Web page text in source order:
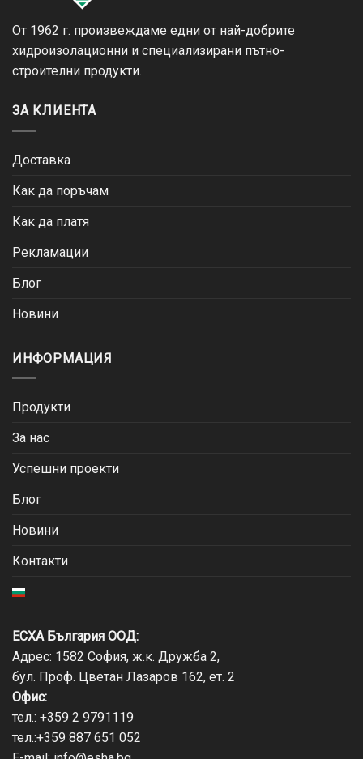
От 1962 г. произвеждаме едни от най-добрите
хидроизолационни и специализирани пътно-
строителни продукти.
ЗА КЛИЕНТА
Доставка
Как да поръчам
Как да платя
Рекламации
Блог
Новини
ИНФОРМАЦИЯ
Продукти
За нас
Успешни проекти
Блог
Новини
Контакти
ЕСХА България ООД:
Адрес: 1582 София, ж.к. Дружба 2,
бул. Проф. Цветан Лазаров 162, ет. 2
Офис:
тел.: +359 2 9791119
тел.:+359 887 651 052